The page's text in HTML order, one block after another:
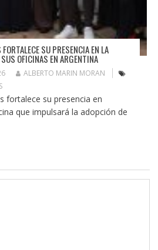
SU PRESENCIA EN LA
OFICINAS EN ARGENTINA
ALBERTO MARIN MORAN
fortalece su presencia en
que impulsará la adopción de